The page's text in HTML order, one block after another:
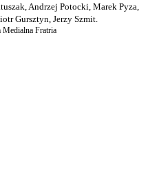
Andrzej Potocki, Marek Pyza,
Gursztyn, Jerzy Szmit.
Fratria